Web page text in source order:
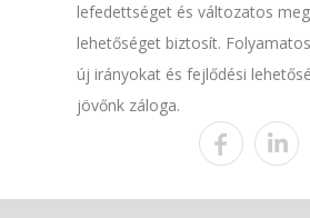
lefedettséget és változatos
lehetőséget biztosít.
új irányokat és fejlődési
jövőnk záloga.